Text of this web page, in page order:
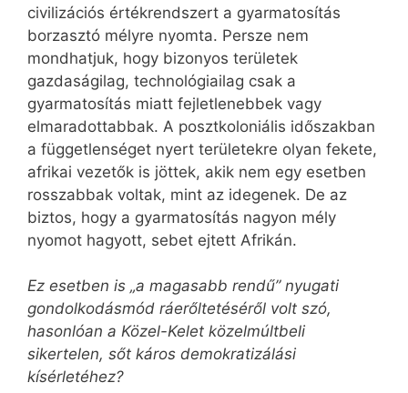
civilizációs értékrendszert a gyarmatosítás
borzasztó mélyre nyomta. Persze nem
mondhatjuk, hogy bizonyos területek
gazdaságilag, technológiailag csak a
gyarmatosítás miatt fejletlenebbek vagy
elmaradottabbak. A posztkoloniális időszakban
a függetlenséget nyert területekre olyan fekete,
afrikai vezetők is jöttek, akik nem egy esetben
rosszabbak voltak, mint az idegenek. De az
biztos, hogy a gyarmatosítás nagyon mély
nyomot hagyott, sebet ejtett Afrikán.
Ez esetben is „a magasabb rendű” nyugati
gondolkodásmód ráerőltetéséről volt szó,
hasonlóan a Közel-Kelet közelmúltbeli
sikertelen, sőt káros demokratizálási
kísérletéhez?